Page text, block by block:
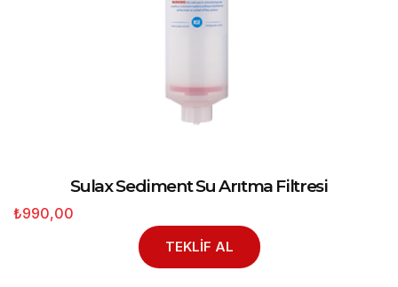
Sulax Sediment Su Arıtma Filtresi
₺990,00
TEKLİF AL